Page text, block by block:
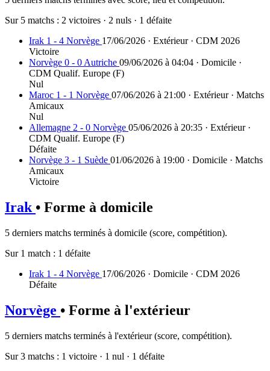
Sur 5 matchs : 2 victoires · 2 nuls · 1 défaite
Irak 1 - 4 Norvège 17/06/2026 · Extérieur · CDM 2026
Victoire
Norvège 0 - 0 Autriche 09/06/2026 à 04:04 · Domicile ·
CDM Qualif. Europe (F)
Nul
Maroc 1 - 1 Norvège 07/06/2026 à 21:00 · Extérieur · Matchs
Amicaux
Nul
Allemagne 2 - 0 Norvège 05/06/2026 à 20:35 · Extérieur ·
CDM Qualif. Europe (F)
Défaite
Norvège 3 - 1 Suède 01/06/2026 à 19:00 · Domicile · Matchs
Amicaux
Victoire
Irak • Forme à domicile
5 derniers matchs terminés à domicile (score, compétition).
Sur 1 match : 1 défaite
Irak 1 - 4 Norvège 17/06/2026 · Domicile · CDM 2026
Défaite
Norvège • Forme à l'extérieur
5 derniers matchs terminés à l'extérieur (score, compétition).
Sur 3 matchs : 1 victoire · 1 nul · 1 défaite